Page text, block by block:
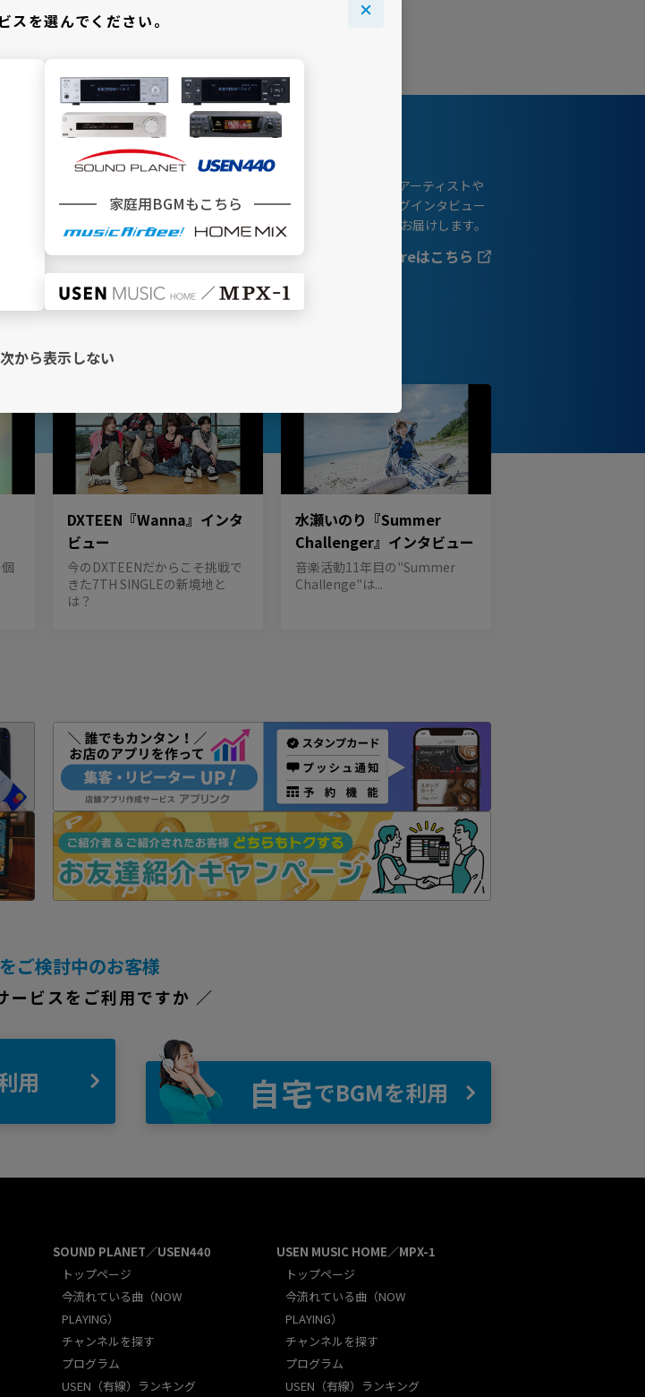
USENで聴く、encoreで読む
encore（アンコール）」は、USENの音楽情報サイトです。アーティストや
クリエイターへのインタビュー、最新の音楽ニュース、ロングインタビュー
やコラムによる特集、そしてファッションの最新トレンドをお届けします。
encoreはこちら
DXTEEN『Wanna』インタ
ビュー
今のDXTEENだからこそ挑戦で
きた7TH SINGLEの新境地と
は？
水瀬いのり『Summer
Challenger』インタビュー
音楽活動11年目の"Summer
Challenge"は...
ご検討中のお客様
ービスをご利用ですか ／
用 自宅でBGMを利用
SOUND PLANET／USEN440
トップページ
今流れている曲（NOW
PLAYING）
チャンネルを探す
プログラム
USEN（有線）ランキング
USEN MUSIC HOME／MPX-1
トップページ
今流れている曲（NOW
PLAYING）
チャンネルを探す
プログラム
USEN（有線）ランキング
スを選んでください。
家庭用BGMもこちら
次から表示しない